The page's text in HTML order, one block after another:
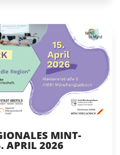
MINT-
APRIL 2026